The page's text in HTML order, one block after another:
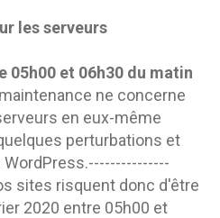
les serveurs
05h00 et 06h30 du matin
ne concerne
en eux-même
perturbations et
sites risquent donc d'être
2020 entre 05h00 et